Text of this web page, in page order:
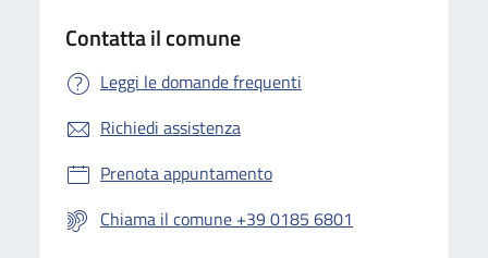
Contatta il comune
Leggi le domande frequenti
Richiedi assistenza
Prenota appuntamento
Chiama il comune +39 0185 6801